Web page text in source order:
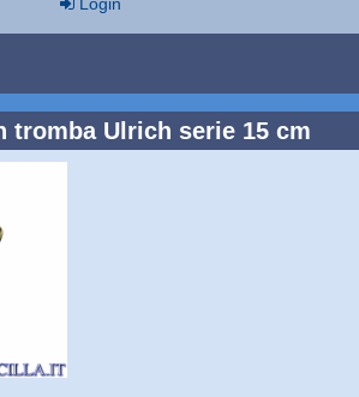
tromba Ulrich serie 15 cm